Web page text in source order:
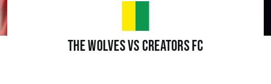
WedstrijdenThe Wolves vs Creators FC